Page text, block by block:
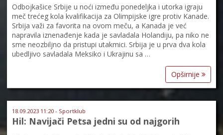
Odbojkašice Srbije u noći između ponedeljka i utorka igraju
meč trećeg kola kvalifikacija za Olimpijske igre protiv Kanade.
Srbija važi za favorita na ovom meču, a Kanada je već
napravila iznenađenje kada je savladala Holandiju, pa niko ne
sme neozbiljno da pristupi utakmici. Srbija je u prva dva kola
ubedljivo savladala Meksiko i Ukrajinu sa …
Opširnije
18.09.2023 11:20 - Sportklub
Hil: Navijači Petsa jedni su od najgorih